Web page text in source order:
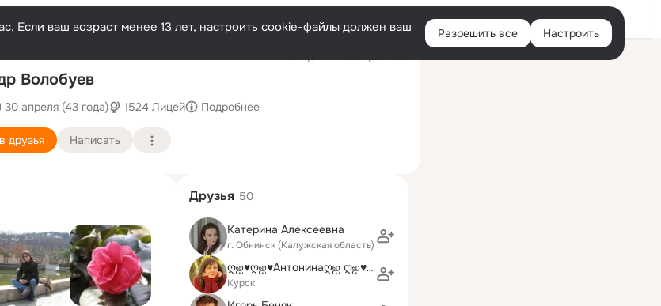
Войти
Если ваш возраст менее 13 лет, настроить cookie-файлы должен ваш
Разрешить все Настроить
Волобуев
30 апреля (43 года) 1524 Лицей Подробнее
друзья Написать
Друзья 50
Катерина Алексеевна
г. Обнинск (Калужская область)
ღஐ♥ღஐ♥Антонинаღஐ ღஐ♥ღஐ♥
Курск